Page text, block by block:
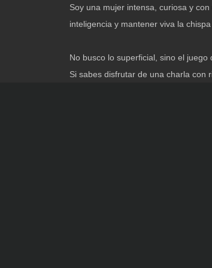
Soy una mujer intensa, curiosa y
inteligencia y mantener viva la
No busco lo superficial, sino el
Si sabes disfrutar de una charla con